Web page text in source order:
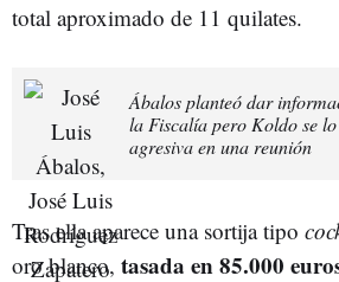
total aproximado de 11 quilates.
Ábalos planteó dar
la Fiscalía pero Koldo se
agresiva en una reunión
Tras ella aparece una sortija tipo
oro blanco, tasada en 85.000